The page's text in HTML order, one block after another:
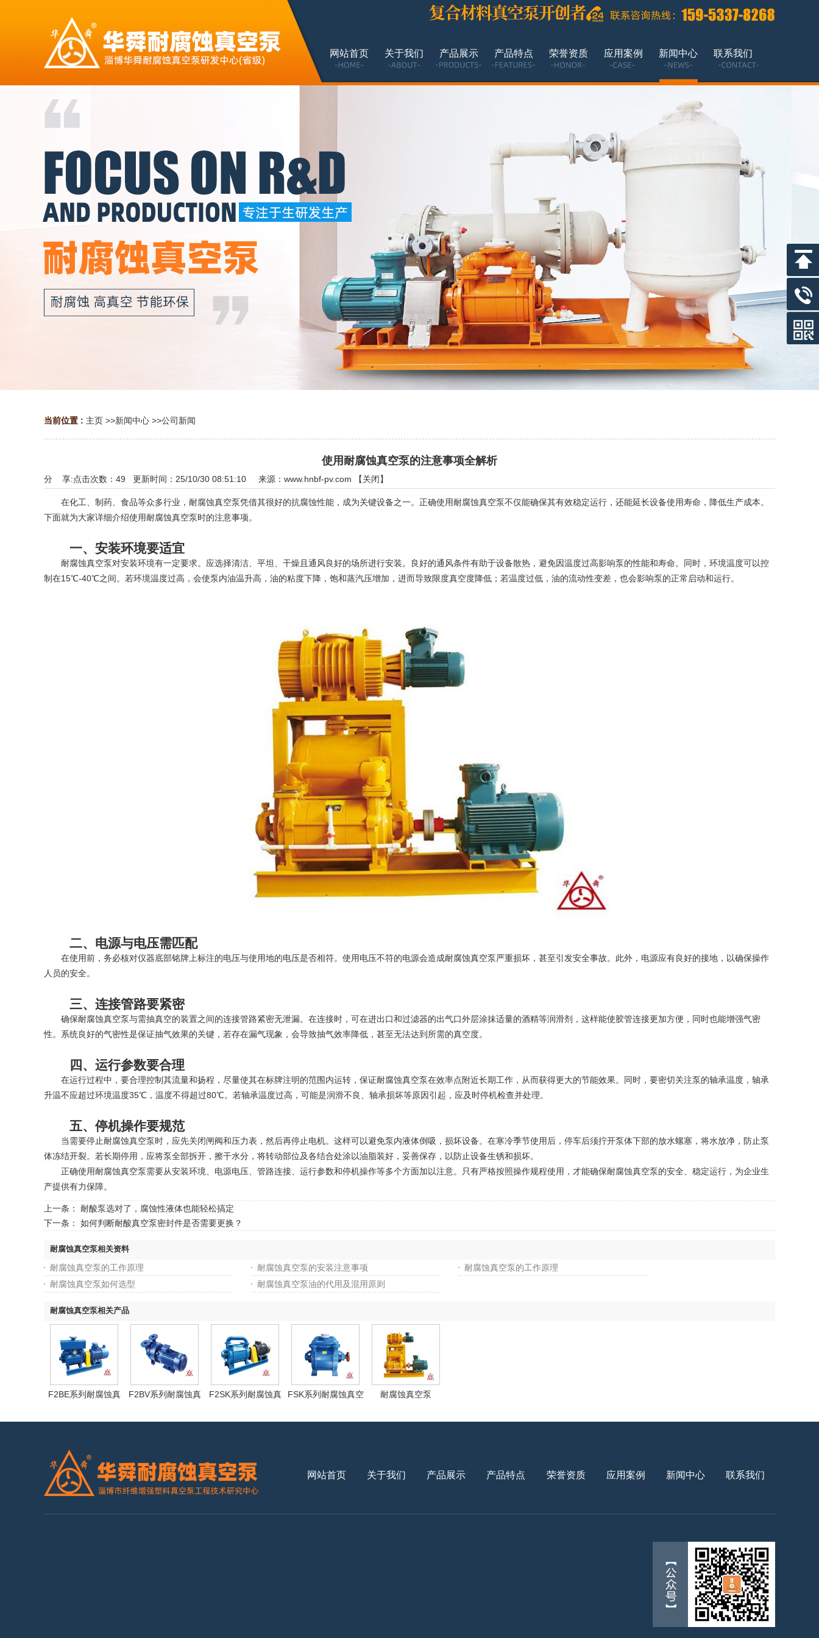
网站首页 关于我们 产品展示 产品特点 荣誉资质 应用案例 新闻中心 联系我们
当前位置 : 主页 >>新闻中心 >>公司新闻
使用耐腐蚀真空泵的注意事项全解析
点击次数： 49 更新时间：25/10/30 08:51:10 来源： www.hnbf-pv.com 【关闭】
分 享:
在化工、制药、食品等众多行业，耐腐蚀真空泵凭借其很好的抗腐蚀性能，成为关键设备之一。正确使用耐腐蚀真空泵不仅能确保其有效稳定运行，还能延长设备使用寿命，降低生产成本。
下面就为大家详细介绍使用耐腐蚀真空泵时的注意事项。
一、安装环境要适宜
耐腐蚀真空泵对安装环境有一定要求。应选择清洁、平坦、干燥且通风良好的场所进行安装。良好的通风条件有助于设备散热，避免因温度过高影响泵的性能和寿命。同时，环境温度可以控
制在15℃-40℃之间。若环境温度过高，会使泵内油温升高，油的粘度下降，饱和蒸汽压增加，进而导致限度真空度降低；若温度过低，油的流动性变差，也会影响泵的正常启动和运行。
二、电源与电压需匹配
在使用前，务必核对仪器底部铭牌上标注的电压与使用地的电压是否相符。使用电压不符的电源会造成耐腐蚀真空泵严重损坏，甚至引发安全事故。此外，电源应有良好的接地，以确保操作
人员的安全。
三、连接管路要紧密
确保耐腐蚀真空泵与需抽真空的装置之间的连接管路紧密无泄漏。在连接时，可在进出口和过滤器的出气口外层涂抹适量的酒精等润滑剂，这样能使胶管连接更加方便，同时也能增强气密
性。系统良好的气密性是保证抽气效果的关键，若存在漏气现象，会导致抽气效率降低，甚至无法达到所需的真空度。
四、运行参数要合理
在运行过程中，要合理控制其流量和扬程，尽量使其在标牌注明的范围内运转，保证耐腐蚀真空泵在效率点附近长期工作，从而获得更大的节能效果。同时，要密切关注泵的轴承温度，轴承
升温不应超过环境温度35℃，温度不得超过80℃。若轴承温度过高，可能是润滑不良、轴承损坏等原因引起，应及时停机检查并处理。
五、停机操作要规范
当需要停止耐腐蚀真空泵时，应先关闭闸阀和压力表，然后再停止电机。这样可以避免泵内液体倒吸，损坏设备。在寒冷季节使用后，停车后须拧开泵体下部的放水螺塞，将水放净，防止泵
体冻结开裂。若长期停用，应将泵全部拆开，擦干水分，将转动部位及各结合处涂以油脂装好，妥善保存，以防止设备生锈和损坏。
正确使用耐腐蚀真空泵需要从安装环境、电源电压、管路连接、运行参数和停机操作等多个方面加以注意。只有严格按照操作规程使用，才能确保耐腐蚀真空泵的安全、稳定运行，为企业生
产提供有力保障。
上一条： 耐酸泵选对了，腐蚀性液体也能轻松搞定
下一条： 如何判断耐酸真空泵密封件是否需要更换？
耐腐蚀真空泵相关资料
耐腐蚀真空泵的工作原理 耐腐蚀真空泵的安装注意事项
耐腐蚀真空泵的工作原理
耐腐蚀真空泵如何选型
耐腐蚀真空泵油的代用及混用原则
耐腐蚀真空泵相关产品
F2BE系列耐腐蚀真
F2BV系列耐腐蚀真
F2SK系列耐腐蚀真
FSK系列耐腐蚀真空
耐腐蚀真空泵
网站首页 关于我们 产品展示 产品特点 荣誉资质 应用案例 新闻中心 联系我们